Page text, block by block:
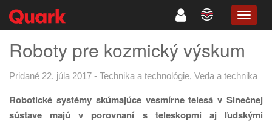
Roboty pre kozmický výskum
Pridané 22. júla 2017 - Technika a technológie, Veda a technika
Robotické systémy skúmajúce vesmírne telesá v Slnečnej
sústave majú v porovnaní s teleskopmi aj ľudskými